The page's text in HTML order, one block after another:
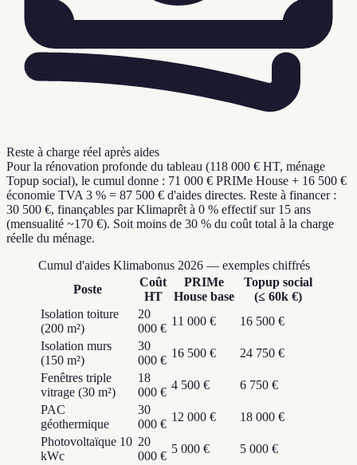
Reste à charge réel après aides
Pour la rénovation profonde du tableau (118 000 € HT, ménage
Topup social), le cumul donne : 71 000 € PRIMe House + 16 500 €
économie TVA 3 % = 87 500 € d'aides directes. Reste à financer :
30 500 €, finançables par Klimaprêt à 0 % effectif sur 15 ans
(mensualité ~170 €). Soit moins de 30 % du coût total à la charge
réelle du ménage.
Cumul d'aides Klimabonus 2026 — exemples chiffrés
Poste
Coût
HT
PRIMe
House base
Topup social
(≤ 60k €)
Isolation toiture
(200 m²)
20
000 €
11 000 €
16 500 €
Isolation murs
(150 m²)
30
000 €
16 500 €
24 750 €
Fenêtres triple
vitrage (30 m²)
18
000 €
4 500 €
6 750 €
PAC
géothermique
30
000 €
12 000 €
18 000 €
Photovoltaïque 10
kWc
20
000 €
5 000 €
5 000 €